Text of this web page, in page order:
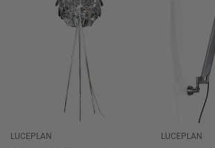
LUCEPLAN LUCEPLAN